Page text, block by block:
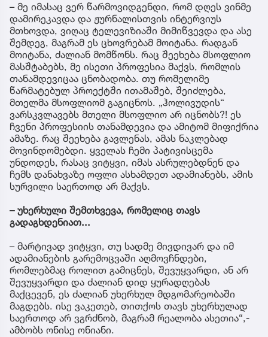
– მე იმასაც ვერ წარმოვიდგენდი, რომ დღეს ვინმე
დამირეკავდა და ჟურნალისთვის ინტერვიუს
მთხოვდა, ვიღაც ტელევიზიაში მიმიწვევდა და ასე
შემდეგ, მაგრამ ეს ცხოვრებამ მოიტანა. რადგან
მოიტანა, ძალიან მომწონს. რაც შეეხება მსოფლიო
მასშტაბებს, მე ისეთი პროფესია მაქვს, რომლის
თანამდევიცაა ცნობადობა. თუ რომელიმე
წარმატებულ პროექტში ითამაშებ, შეიძლება,
მთელმა მსოფლიომ გაგიცნოს. „ჰოლივუდის“
ვარსკვლავებს მთელი მსოფლიო არ იცნობს?! ეს
ჩვენი პროფესიის თანამდევია და ამიტომ მიფიქრია
ამაზე. რაც შეეხება გავლენას, ამას ნაკლებად
მოვინდომებდი. ყველას ჩემი პატივისცემა
უნდოდეს, რასაც ვიტყვი, იმას ასრულებდნენ და
ჩემს დანახვაზე ოფლი ასხამდეთ ადამიანებს, ამის
სურვილი საერთოდ არ მაქვს.
– უხერხული შემთხვევა, რომელიც თავს
გადაგხდენიათ...
– მარტივად ვიტყვი, თუ სადმე მივდივარ და იმ
ადამიანების გარემოცვაში აღმოვჩნდები,
რომლებმაც როლით გამიცნეს, შევუყვარდი, ან არ
შევუყვარდი და ძალიან დიდ ყურადღებას
მაქცევენ, ეს ძალიან უხერხულ მდგომარეობაში
მაგდებს. ისე ვაკეთებ, თითქოს თავს უხერხულად
საერთოდ არ ვგრძნობ, მაგრამ რეალობა ასეთია“,-
ამბობს ონისე ონიანი.